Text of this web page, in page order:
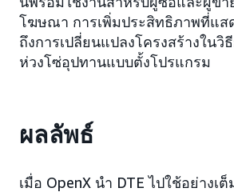
โฆษณา การเพิ่มประสิทธิภาพที่แส
ถึงการเปลี่ยนแปลงโครงสร้างในวิ
ห่วงโซ่อุปทานแบบตั้งโปรแกรม
ผลลัพธ์
เมื่อ OpenX นำ DTE ไปใช้อย่างเ